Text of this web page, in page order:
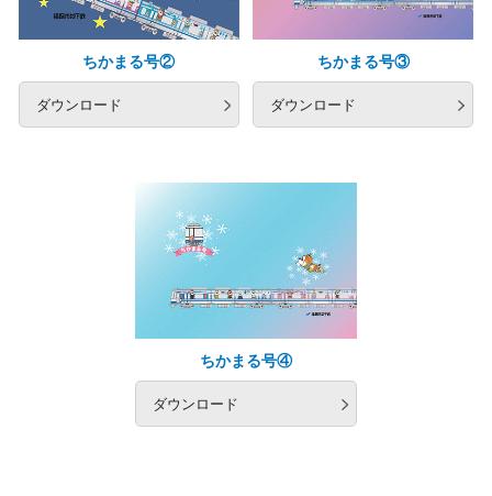
ちかまる号②
ダウンロード
ちかまる号③
ダウンロード
ちかまる号④
ダウンロード